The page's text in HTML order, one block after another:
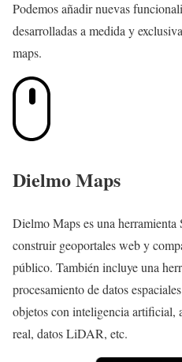
Podemos añadir nuevas
desarrolladas a medida y
maps.
Dielmo Maps
Dielmo Maps es una herramienta
construir geoportales web y
público. También incluye una
procesamiento de datos
objetos con inteligencia artificial,
real, datos LiDAR, etc.